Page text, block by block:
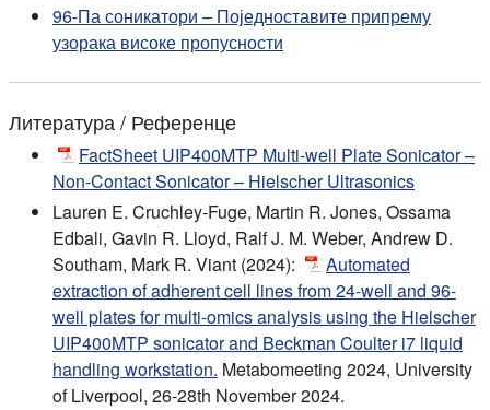
96-Па соникатори – Поједноставите припрему
узорака високе пропусности
Литература / Референце
FactSheet UIP400MTP Multi-well Plate Sonicator –
Non-Contact Sonicator – Hielscher Ultrasonics
Lauren E. Cruchley-Fuge, Martin R. Jones, Ossama
Edbali, Gavin R. Lloyd, Ralf J. M. Weber, Andrew D.
Southam, Mark R. Viant (2024):
Automated
extraction of adherent cell lines from 24-well and 96-
well plates for multi-omics analysis using the Hielscher
UIP400MTP sonicator and Beckman Coulter i7 liquid
handling workstation. Metabomeeting 2024, University
of Liverpool, 26-28th November 2024.